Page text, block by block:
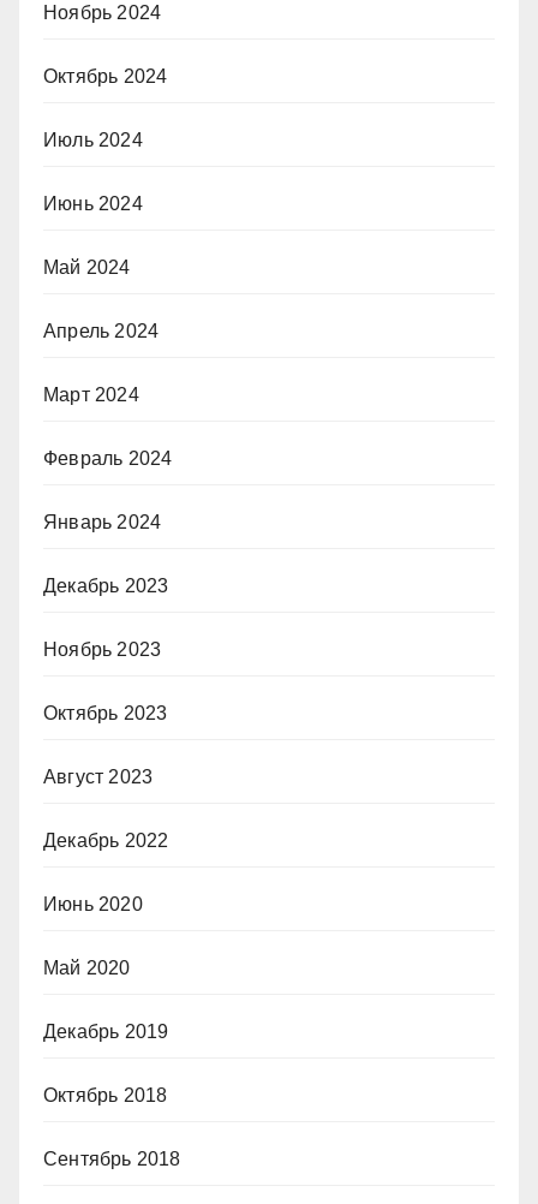
Ноябрь 2024
Октябрь 2024
Июль 2024
Июнь 2024
Май 2024
Апрель 2024
Март 2024
Февраль 2024
Январь 2024
Декабрь 2023
Ноябрь 2023
Октябрь 2023
Август 2023
Декабрь 2022
Июнь 2020
Май 2020
Декабрь 2019
Октябрь 2018
Сентябрь 2018